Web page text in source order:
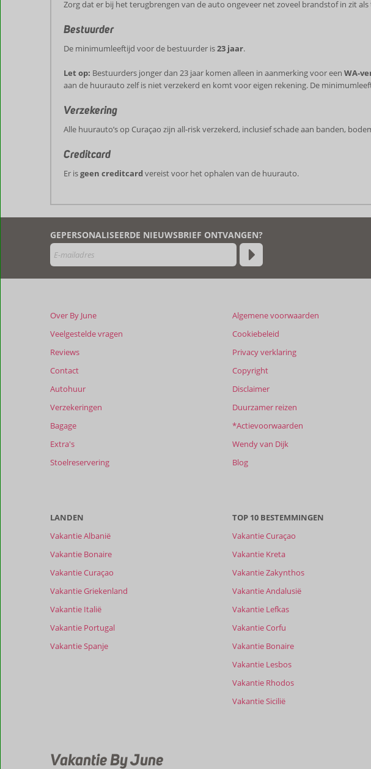
Zorg dat er bij het terugbrengen van de auto ongeveer net zoveel brandstof in zit
Bestuurder
De minimumleeftijd voor de bestuurder is23 jaar.
Let op: Bestuurders jonger dan 23 jaar komen alleen in aanmerking voor een WA-
aan de huurauto zelf is niet verzekerd en komt voor eigen rekening. De
Verzekering
Alle huurauto’s op Curaçao zijn all-risk verzekerd, inclusief schade aan banden,
Creditcard
Er isgeen creditcardvereist voor het ophalen van de huurauto.
door
onze
klanten
in
Bubi
Appartementen
ouder
maanden
de
van
de
beoordelingen
te
Meer
info
beoordelingen
Uitstekend
Prijs/kwaliteit
GEPERSONALISEERDE NIEUWSBRIEF ONTVANGEN?
Over By June
Veelgestelde vragen
Reviews
Contact
Autohuur
Verzekeringen
Bagage
Extra's
Stoelreservering
Algemene voorwaarden
Cookiebeleid
Privacy verklaring
Copyright
Disclaimer
Duurzamer reizen
*Actievoorwaarden
Wendy van Dijk
Blog
LANDEN
Vakantie Albanië
Vakantie Bonaire
Vakantie Curaçao
Vakantie Griekenland
Vakantie Italië
Vakantie Portugal
Vakantie Spanje
TOP 10 BESTEMMINGEN
Vakantie Curaçao
Vakantie Kreta
Vakantie Zakynthos
Vakantie Andalusië
Vakantie Lefkas
Vakantie Corfu
Vakantie Bonaire
Vakantie Lesbos
Vakantie Rhodos
Vakantie Sicilië
Vakantie By June